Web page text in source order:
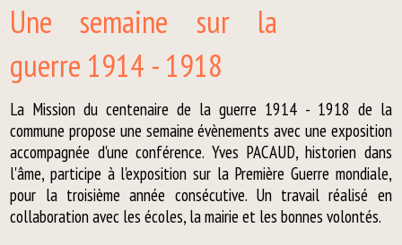
Une semaine sur la
guerre 1914 - 1918
La Mission du centenaire de la guerre 1914 - 1918 de la
commune propose une semaine évènements avec une exposition
accompagnée d'une conférence. Yves PACAUD, historien dans
l'âme, participe à l'exposition sur la Première Guerre mondiale,
pour la troisième année consécutive. Un travail réalisé en
collaboration avec les écoles, la mairie et les bonnes volontés.